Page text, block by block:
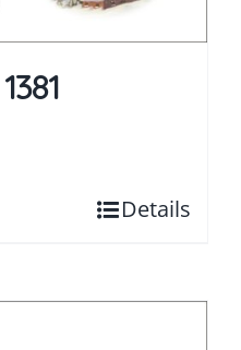
Details